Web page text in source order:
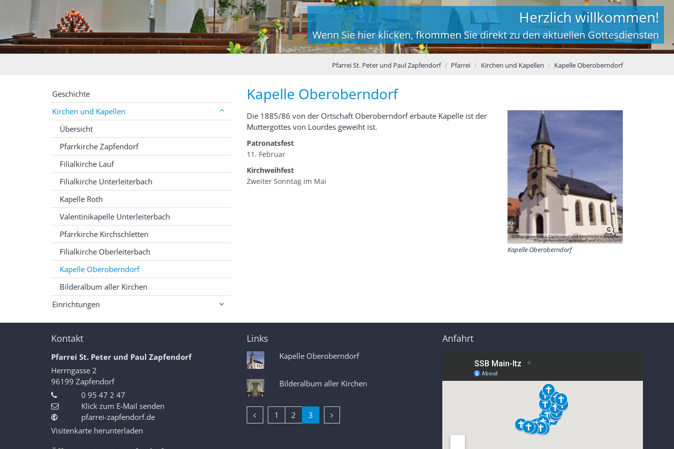
Herzlich willkommen!
Wenn Sie hier klicken, fkommen Sie direkt zu den aktuellen Gottesdiensten
Pfarrei St. Peter und Paul Zapfendorf Pfarrei Kirchen und Kapellen Kapelle Oberoberndorf
Kapelle Oberoberndorf
© Pfarrgemeinden Zapfendorf und Kirschletten (Ersteller:
Pfarrgemeinden Zapfendorf und Kirschletten)
Kapelle Oberoberndorf
Die 1885/86 von der Ortschaft Oberoberndorf erbaute Kapelle ist der
Muttergottes von Lourdes geweiht ist.
Patronatsfest
11. Februar
Kirchweihfest
Zweiter Sonntag im Mai
Geschichte
Kirchen und Kapellen
Übersicht
Pfarrkirche Zapfendorf
Filialkirche Lauf
Filialkirche Unterleiterbach
Kapelle Roth
Valentinikapelle Unterleiterbach
Pfarrkirche Kirchschletten
Filialkirche Oberleiterbach
Kapelle Oberoberndorf
Bilderalbum aller Kirchen
Einrichtungen
Kontakt
Pfarrei St. Peter und Paul Zapfendorf
Herrngasse 2
96199 Zapfendorf
0 95 47 2 47
Klick zum E-Mail senden
pfarrei-zapfendorf.de
Visitenkarte herunterladen
Links
Kapelle Oberoberndorf
Bilderalbum aller Kirchen
Vorherige Seite
1 2 3 Nächste Seite
Anfahrt